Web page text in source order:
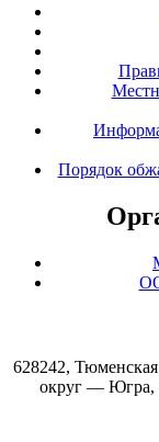
Порядок
628242,
округ — Югра,